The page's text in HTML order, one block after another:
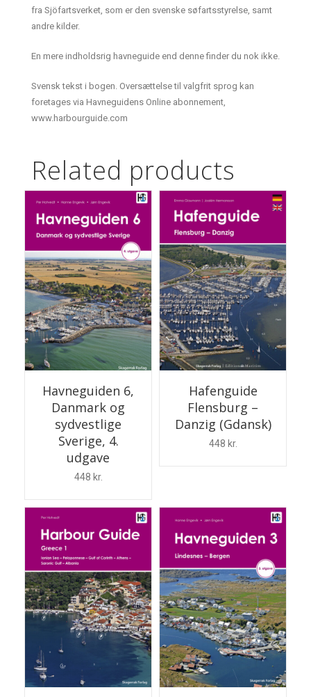
fra Sjöfartsverket, som er den svenske søfartsstyrelse, samt
andre kilder.
En mere indholdsrig havneguide end denne finder du nok ikke.
Svensk tekst i bogen. Oversættelse til valgfrit sprog kan
foretages via Havneguidens Online abonnement,
www.harbourguide.com
Related products
Havneguiden 6,
Danmark og
sydvestlige
Sverige, 4.
udgave
448 kr.
TIL KURV
Hafenguide
Flensburg –
Danzig (Gdansk)
448 kr.
TIL KURV